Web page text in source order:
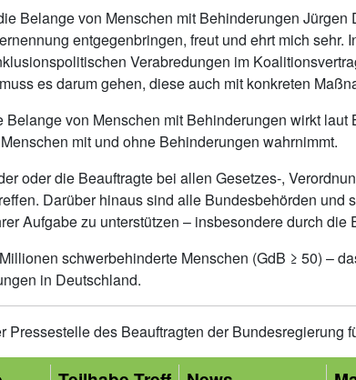
Belange von Menschen mit Behinderungen
entgegenbringen, freut und ehrt mich
Verabredungen im
es darum gehen, diese auch mit konkreten
von Menschen mit Behinderungen wirkt
mit und ohne Behinderungen wahrnimmt.
oder die Beauftragte bei allen Gesetzes-,
Darüber hinaus sind alle Bundesbehörden
Aufgabe zu unterstützen – insbesondere durch
schwerbehinderte Menschen (GdB ≥ 50) –
in Deutschland.
Pressestelle des Beauftragten der Bundesregierung